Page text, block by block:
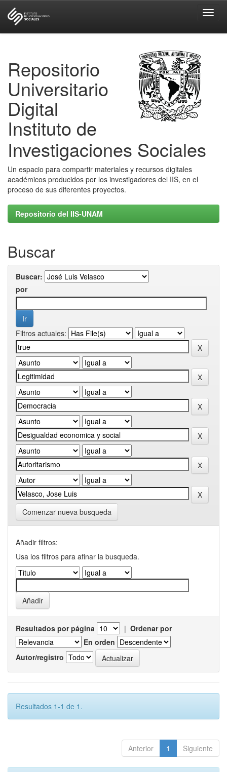
Repositorio
Universitario
Digital
Instituto de
Investigaciones Sociales
Un espacio para compartir materiales y recursos digitales
académicos producidos por los investigadores del IIS, en el
proceso de sus diferentes proyectos.
Repositorio del IIS-UNAM
Buscar
Buscar:
por
Filtros actuales:
Comenzar nueva busqueda
Añadir filtros:
Usa los filtros para afinar la busqueda.
Resultados por página | Ordenar por
En orden
Autor/registro
Resultados 1-1 de 1.
Anterior 1 Siguiente